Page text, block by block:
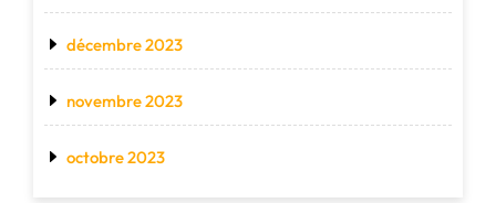
décembre 2023
novembre 2023
octobre 2023